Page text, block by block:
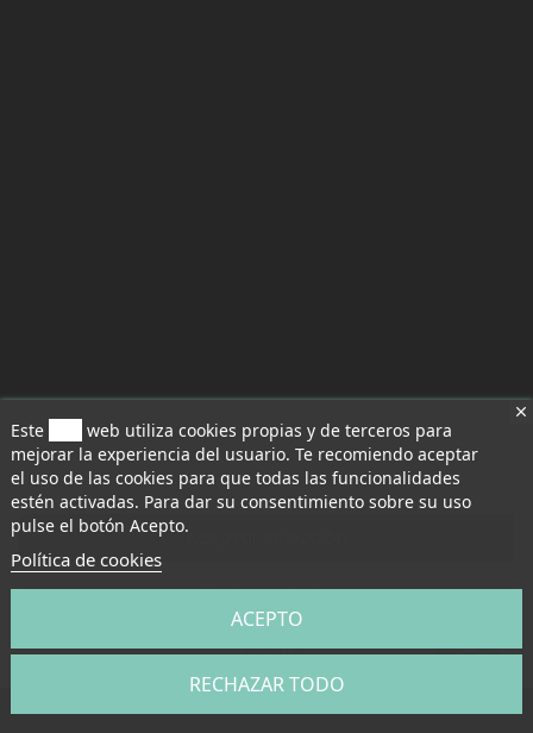
Este
web utiliza cookies propias y de terceros para
mejorar la experiencia del usuario. Te recomiendo aceptar
el uso de las cookies para que todas las funcionalidades
estén activadas. Para dar su consentimiento sobre su uso
pulse el botón Acepto.
Política de cookies
RECHAZAR TODO
ACEPTO
Cancelar
Rechazar todo
Aceptar selección
Aceptar todo